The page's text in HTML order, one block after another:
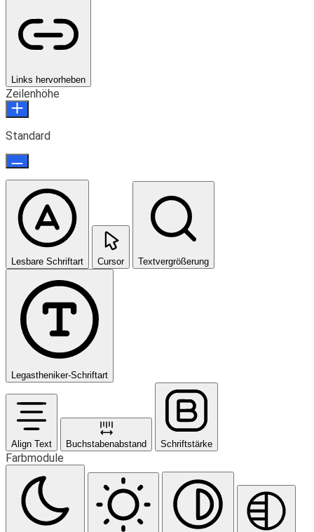
Links hervorheben
Zeilenhöhe
Standard
Lesbare Schriftart Cursor Textvergrößerung
Legastheniker-Schriftart
Align Text Buchstabenabstand Schriftstärke
Farbmodule